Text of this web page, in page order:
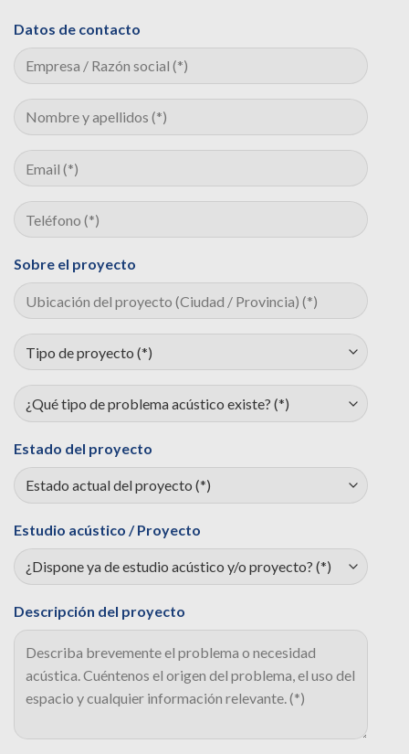
Datos de contacto
Sobre el proyecto
Estado del proyecto
Estudio acústico / Proyecto
Descripción del proyecto